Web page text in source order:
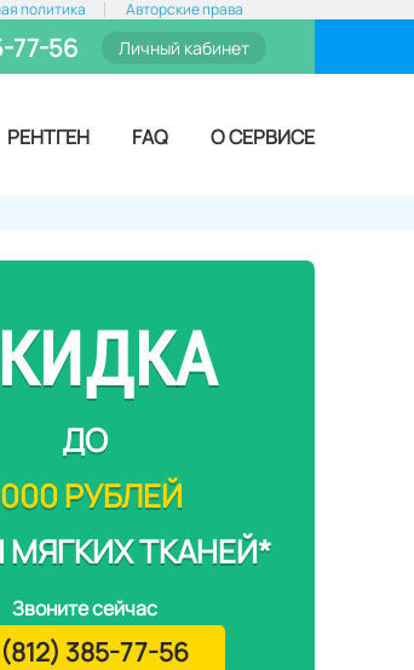
политика Авторские права
77-56 Личный кабинет
РЕНТГЕН FAQ О СЕРВИСЕ
ДО
РУБЛЕЙ
МЯГКИХ ТКАНЕЙ*
Звоните сейчас
385-77-56